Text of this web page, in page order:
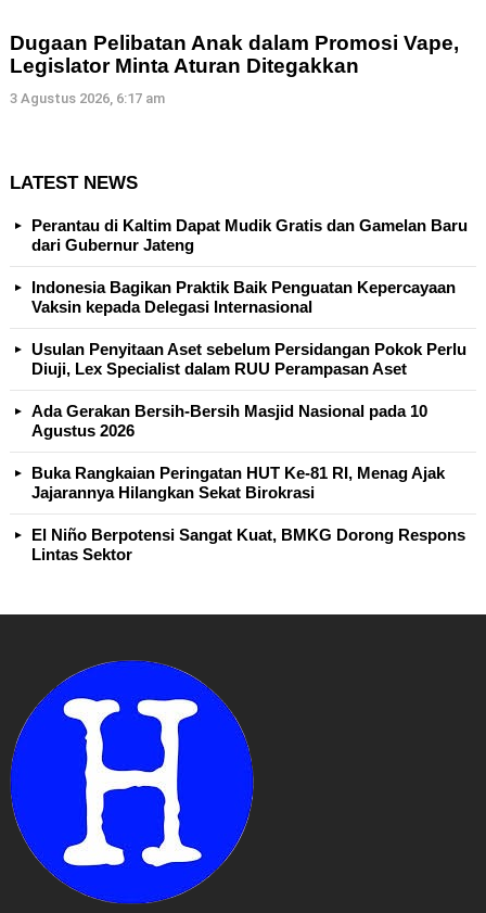
Dugaan Pelibatan Anak dalam Promosi Vape,
Legislator Minta Aturan Ditegakkan
3 Agustus 2026, 6:17 am
LATEST NEWS
Perantau di Kaltim Dapat Mudik Gratis dan Gamelan Baru
dari Gubernur Jateng
Indonesia Bagikan Praktik Baik Penguatan Kepercayaan
Vaksin kepada Delegasi Internasional
Usulan Penyitaan Aset sebelum Persidangan Pokok Perlu
Diuji, Lex Specialist dalam RUU Perampasan Aset
Ada Gerakan Bersih-Bersih Masjid Nasional pada 10
Agustus 2026
Buka Rangkaian Peringatan HUT Ke-81 RI, Menag Ajak
Jajarannya Hilangkan Sekat Birokrasi
El Niño Berpotensi Sangat Kuat, BMKG Dorong Respons
Lintas Sektor